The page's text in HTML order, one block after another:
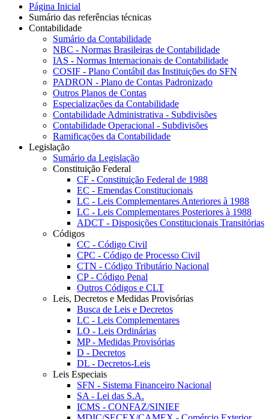
Página Inicial
Sumário das referências técnicas
Contabilidade
Sumário da Contabilidade
NBC - Normas Brasileiras de Contabilidade
IAS - Normas Internacionais de Contabilidade
COSIF - Plano Contábil das Instituições do SFN
PADRON - Plano de Contas Padronizado
Outros Planos de Contas
Especializações da Contabilidade
Contabilidade Administrativa - Subdivisões
Contabilidade Operacional - Subdivisões
Ramificações da Contabilidade
Legislação
Sumário da Legislação
Constituição Federal
CF - Constituição Federal de 1988
EC - Emendas Constitucionais
LC - Leis Complementares Anteriores à 1988
LC - Leis Complementares Posteriores à 1988
ADCT - Disposições Constitucionais Transitórias
Códigos
CC - Código Civil
CPC - Código de Processo Civil
CTN - Código Tributário Nacional
CP - Código Penal
Outros Códigos e CLT
Leis, Decretos e Medidas Provisórias
Busca de Leis e Decretos
LC - Leis Complementares
LO - Leis Ordinárias
MP - Medidas Provisórias
D - Decretos
DL - Decretos-Leis
Leis Especiais
SFN - Sistema Financeiro Nacional
SA - Lei das S.A.
ICMS - CONFAZ/SINIEF